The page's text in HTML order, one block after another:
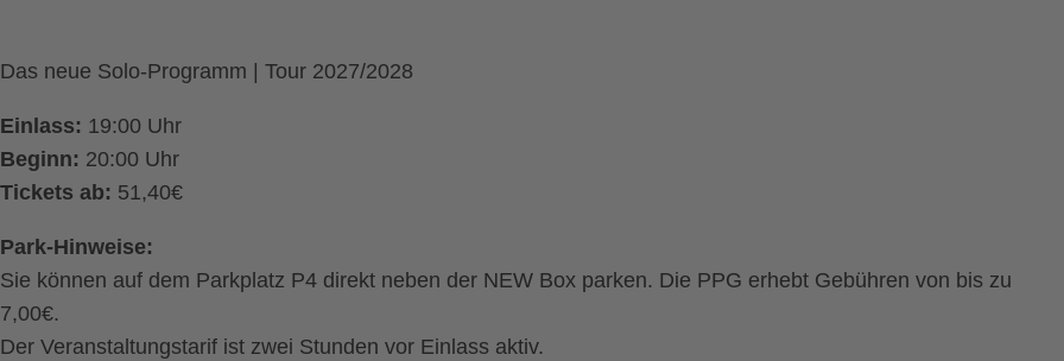
Das neue Solo-Programm | Tour 2027/2028
Einlass: 19:00 Uhr
Beginn: 20:00 Uhr
Tickets ab: 51,40€
Park-Hinweise:
Sie können auf dem Parkplatz P4 direkt neben der NEW Box parken. Die PPG erhebt Gebühren von bis zu
7,00€.
Der Veranstaltungstarif ist zwei Stunden vor Einlass aktiv.